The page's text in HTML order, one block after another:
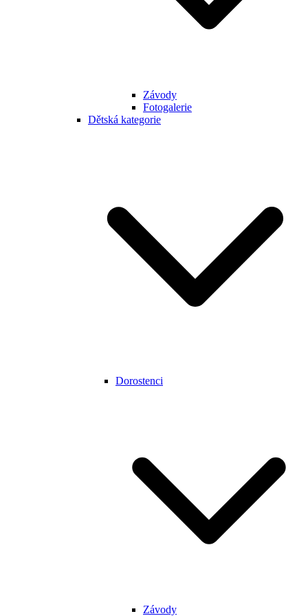
Závody
Fotogalerie
Dětská kategorie
Dorostenci
Závody